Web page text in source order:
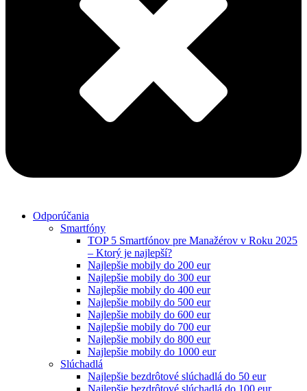
Odporúčania
Smartfóny
TOP 5 Smartfónov pre Manažérov v Roku 2025
– Ktorý je najlepší?
Najlepšie mobily do 200 eur
Najlepšie mobily do 300 eur
Najlepšie mobily do 400 eur
Najlepšie mobily do 500 eur
Najlepšie mobily do 600 eur
Najlepšie mobily do 700 eur
Najlepšie mobily do 800 eur
Najlepšie mobily do 1000 eur
Slúchadlá
Najlepšie bezdrôtové slúchadlá do 50 eur
Najlepšie bezdrôtové slúchadlá do 100 eur